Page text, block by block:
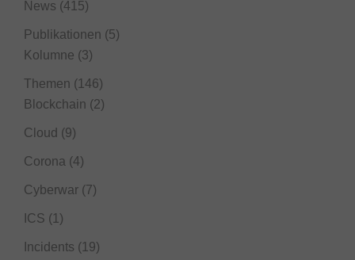
News (415)
Publikationen (5)
Kolumne (3)
Themen (146)
Blockchain (2)
Cloud (9)
Corona (4)
Cyberwar (7)
ICS (1)
Incidents (19)